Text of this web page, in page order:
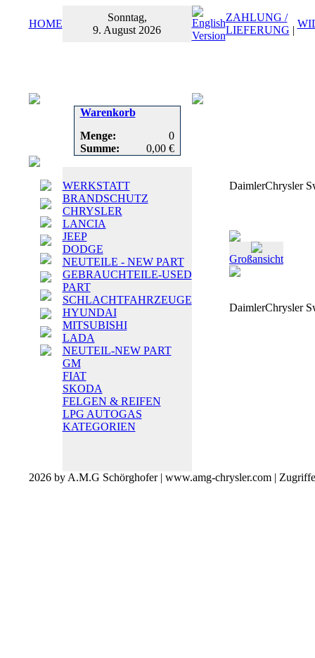
HOME
Sonntag,
9. August 2026
ZAHLUNG /
LIEFERUNG |
Warenkorb
Menge:
0
Summe:
0,00 €
WERKSTATT
BRANDSCHUTZ
CHRYSLER
LANCIA
JEEP
DODGE
NEUTEILE - NEW PART
GEBRAUCHTEILE-USED
PART
SCHLACHTFAHRZEUGE
HYUNDAI
MITSUBISHI
LADA
NEUTEIL-NEW PART
GM
FIAT
SKODA
FELGEN & REIFEN
LPG AUTOGAS
KATEGORIEN
DaimlerChrysler
Großansicht
DaimlerChrysler
2026 by A.M.G Schörghofer | www.amg-chrysler.com |